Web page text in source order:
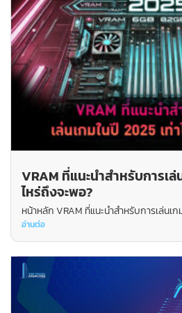
VRAM ที่แนะนำสำหรับการเล่
ไหร่ถึงจะพอ?
หน้าหลัก VRAM ที่แนะนำสำหรับการเล่นเก
อ่านต่อ